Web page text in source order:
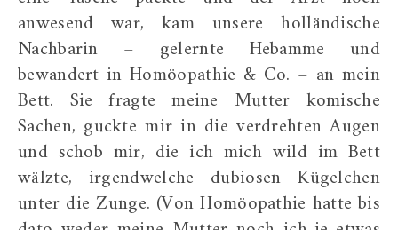
anwesend war, kam unsere holländische
Nachbarin – gelernte Hebamme und
bewandert in Homöopathie & Co. – an mein
Bett. Sie fragte meine Mutter komische
Sachen, guckte mir in die verdrehten Augen
und schob mir, die ich mich wild im Bett
wälzte, irgendwelche dubiosen Kügelchen
unter die Zunge. (Von Homöopathie hatte bis